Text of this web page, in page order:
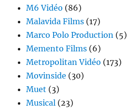
M6 Vidéo (86)
Malavida Films (17)
Marco Polo Production (5)
Memento Films (6)
Metropolitan Vidéo (173)
Movinside (30)
Muet (3)
Musical (23)